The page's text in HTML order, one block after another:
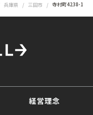
兵庫県 三田市 寺村町4238-1
経営理念